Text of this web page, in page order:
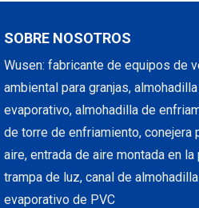
SOBRE NOSOTROS
Wusen: fabricante de equipos de
ambiental para granjas,
evaporativo, almohadilla de
de torre de enfriamiento, conejera
aire, entrada de aire montada en
trampa de luz, canal de
evaporativo de PVC